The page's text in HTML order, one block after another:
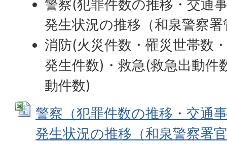
警察(犯罪件数の推移・交通
発生状況の推移（和泉警察
消防(火災件数・罹災世帯数
発生件数)・救急(救急出動件
動件数)
警察（犯罪件数の推移・交通
発生状況の推移（和泉警察署